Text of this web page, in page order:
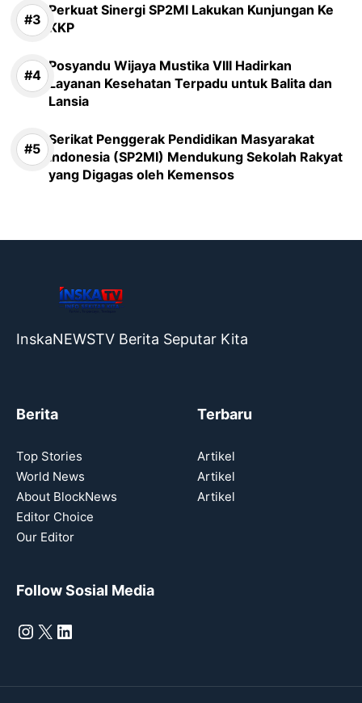
Perkuat Sinergi SP2MI Lakukan Kunjungan Ke
KKP
Posyandu Wijaya Mustika VIII Hadirkan
Layanan Kesehatan Terpadu untuk Balita dan
Lansia
Serikat Penggerak Pendidikan Masyarakat
Indonesia (SP2MI) Mendukung Sekolah Rakyat
yang Digagas oleh Kemensos
InskaNEWSTV Berita Seputar Kita
Berita
Top Stories
World News
About BlockNews
Editor Choice
Our Editor
Terbaru
Artikel
Artikel
Artikel
Follow Sosial Media
Instagram
X LinkedIn